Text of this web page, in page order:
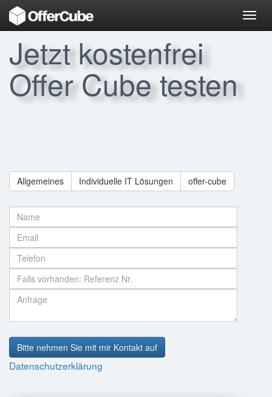
Jetzt kostenfrei
Offer Cube testen
Allgemeines Individuelle IT Lösungen offer-cube
Bitte nehmen Sie mit mir Kontakt auf
Datenschutzerklärung